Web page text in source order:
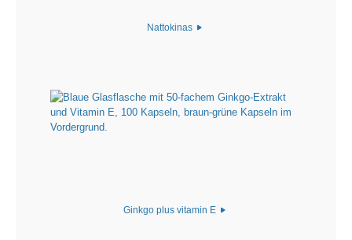
Nattokinas
Ginkgo plus vitamin E